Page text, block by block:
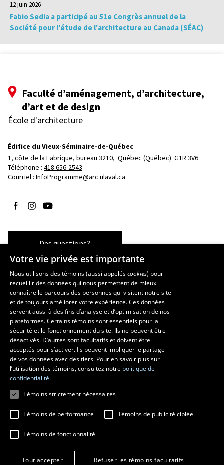
12 juin 2026
Fabio Sedia a participé au 51e Congrès annuel de la
Société pour l'étude de l'architecture au Canada (SÉAC)
Faculté d’aménagement, d’architecture,
d’art et de design
École d'architecture
Édifice du Vieux-Séminaire-de-Québec
1, côte de la Fabrique, bureau 3210, Québec (Québec)  G1R 3V6
Téléphone : 418 656-2543
Courriel : InfoProgramme@arc.ulaval.ca
Suivez-nous sur Facebook
Suivez-nous sur Instagram
Suivez-nous sur YouTube
Des questions?
Les écoles et la recherche
École d’art
École supérieure d’aménagement du territoire et de développement
régional
École de design
Centre de recherche en aménagement et développement
© 2026 Université Laval
Tous droits réservés
Conditions générales d'utilisation
Votre vie privée est importante
Nous utilisons des témoins (aussi appeléscookies) pour
recueillir des données qui nous permettent de mieux
connaître le parcours des personnes qui visitent notre site
et de toujours améliorer votre expérience. Ces données
servent aussi à des fins d’analyse et d’optimisation de nos
plateformes. Certains témoins sont essentiels pour la
sécurité et le fonctionnement du site. Ils ne peuvent être
désactivés. D’autres sont facultatifs et doivent être
acceptés pour s’activer. Ils peuvent impliquer le partage
de vos données avec des tiers. Pour en savoir plus sur
l’utilisation des témoins, consultez notre politique de
confidentialité.
Témoins strictement nécessaires
Témoins de performance Témoins de publicité ciblée
Témoins de fonctionnalité
Tout accepter Refuser les témoins facultatifs